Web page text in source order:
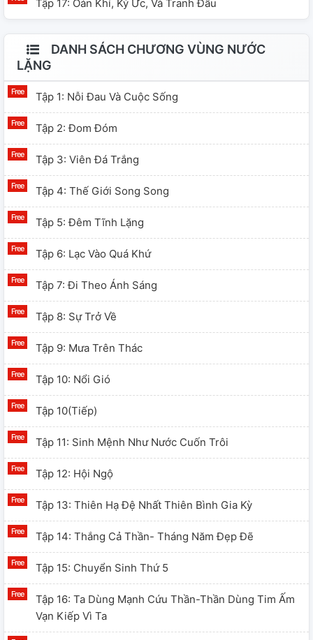
Tập 17: Oán Khí, Ký Ức, Và Tranh Đấu
DANH SÁCH CHƯƠNG VÙNG NƯỚC
LẶNG
Tập 1: Nỗi Đau Và Cuộc Sống
Tập 2: Đom Đóm
Tập 3: Viên Đá Trắng
Tập 4: Thế Giới Song Song
Tập 5: Đêm Tĩnh Lặng
Tập 6: Lạc Vào Quá Khứ
Tập 7: Đi Theo Ánh Sáng
Tập 8: Sự Trở Về
Tập 9: Mưa Trên Thác
Tập 10: Nổi Gió
Tập 10(tiếp)
Tập 11: Sinh Mệnh Như Nước Cuốn Trôi
Tập 12: Hội Ngộ
Tập 13: Thiên Hạ Đệ Nhất Thiên Bình Gia Kỳ
Tập 14: Thắng Cả Thần- Tháng Năm Đẹp Đẽ
Tập 15: Chuyển Sinh Thứ 5
Tập 16: Ta Dùng Mạnh Cứu Thần-Thần Dùng Tim Ấm
Vạn Kiếp Vì Ta